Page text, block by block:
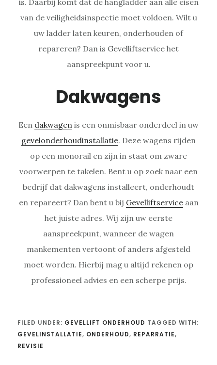
van de veiligheidsinspectie moet voldoen. Wilt u
uw ladder laten keuren, onderhouden of
repareren? Dan is Gevelliftservice het
aanspreekpunt voor u.
Dakwagens
Een dakwagen is een onmisbaar onderdeel in uw
gevelonderhoudinstallatie. Deze wagens rijden
op een monorail en zijn in staat om zware
voorwerpen te takelen. Bent u op zoek naar een
bedrijf dat dakwagens installeert, onderhoudt
en repareert? Dan bent u bij Gevelliftserviceaan
het juiste adres. Wij zijn uw eerste
aanspreekpunt, wanneer de wagen
mankementen vertoont of anders afgesteld
moet worden. Hierbij mag u altijd rekenen op
professioneel advies en een scherpe prijs.
FILED UNDER: GEVELLIFT ONDERHOUD TAGGED WITH:
GEVELINSTALLATIE, ONDERHOUD, REPARRATIE,
REVISIE